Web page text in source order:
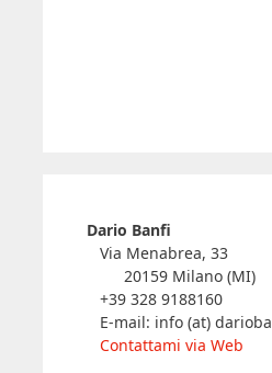
Dario Banfi
Via Menabrea, 33
20159 Milano (MI)
+39 328 9188160
E-mail: info (at)
Contattami via Web